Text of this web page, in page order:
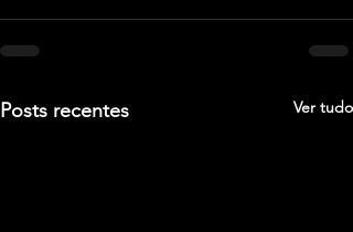
Posts recentes Ver tudo